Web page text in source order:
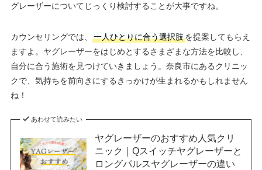
グレーザーについてじっくり検討することが大事ですね。
カウンセリングでは、 一人ひとりに合う選択肢を提案してもらえ
ますよ。ヤグレーザーをはじめとするさまざまな方法を比較し、
自分に合う施術を見つけていきましょう。奈良市にあるクリニッ
クで、気持ちを前向きにするきっかけが生まれるかもしれません
ね！
あわせて読みたい
ヤグレーザーのおすすめ人気クリ
ニック｜Qスイッチヤグレーザーと
ロングパルスヤグレーザーの違い